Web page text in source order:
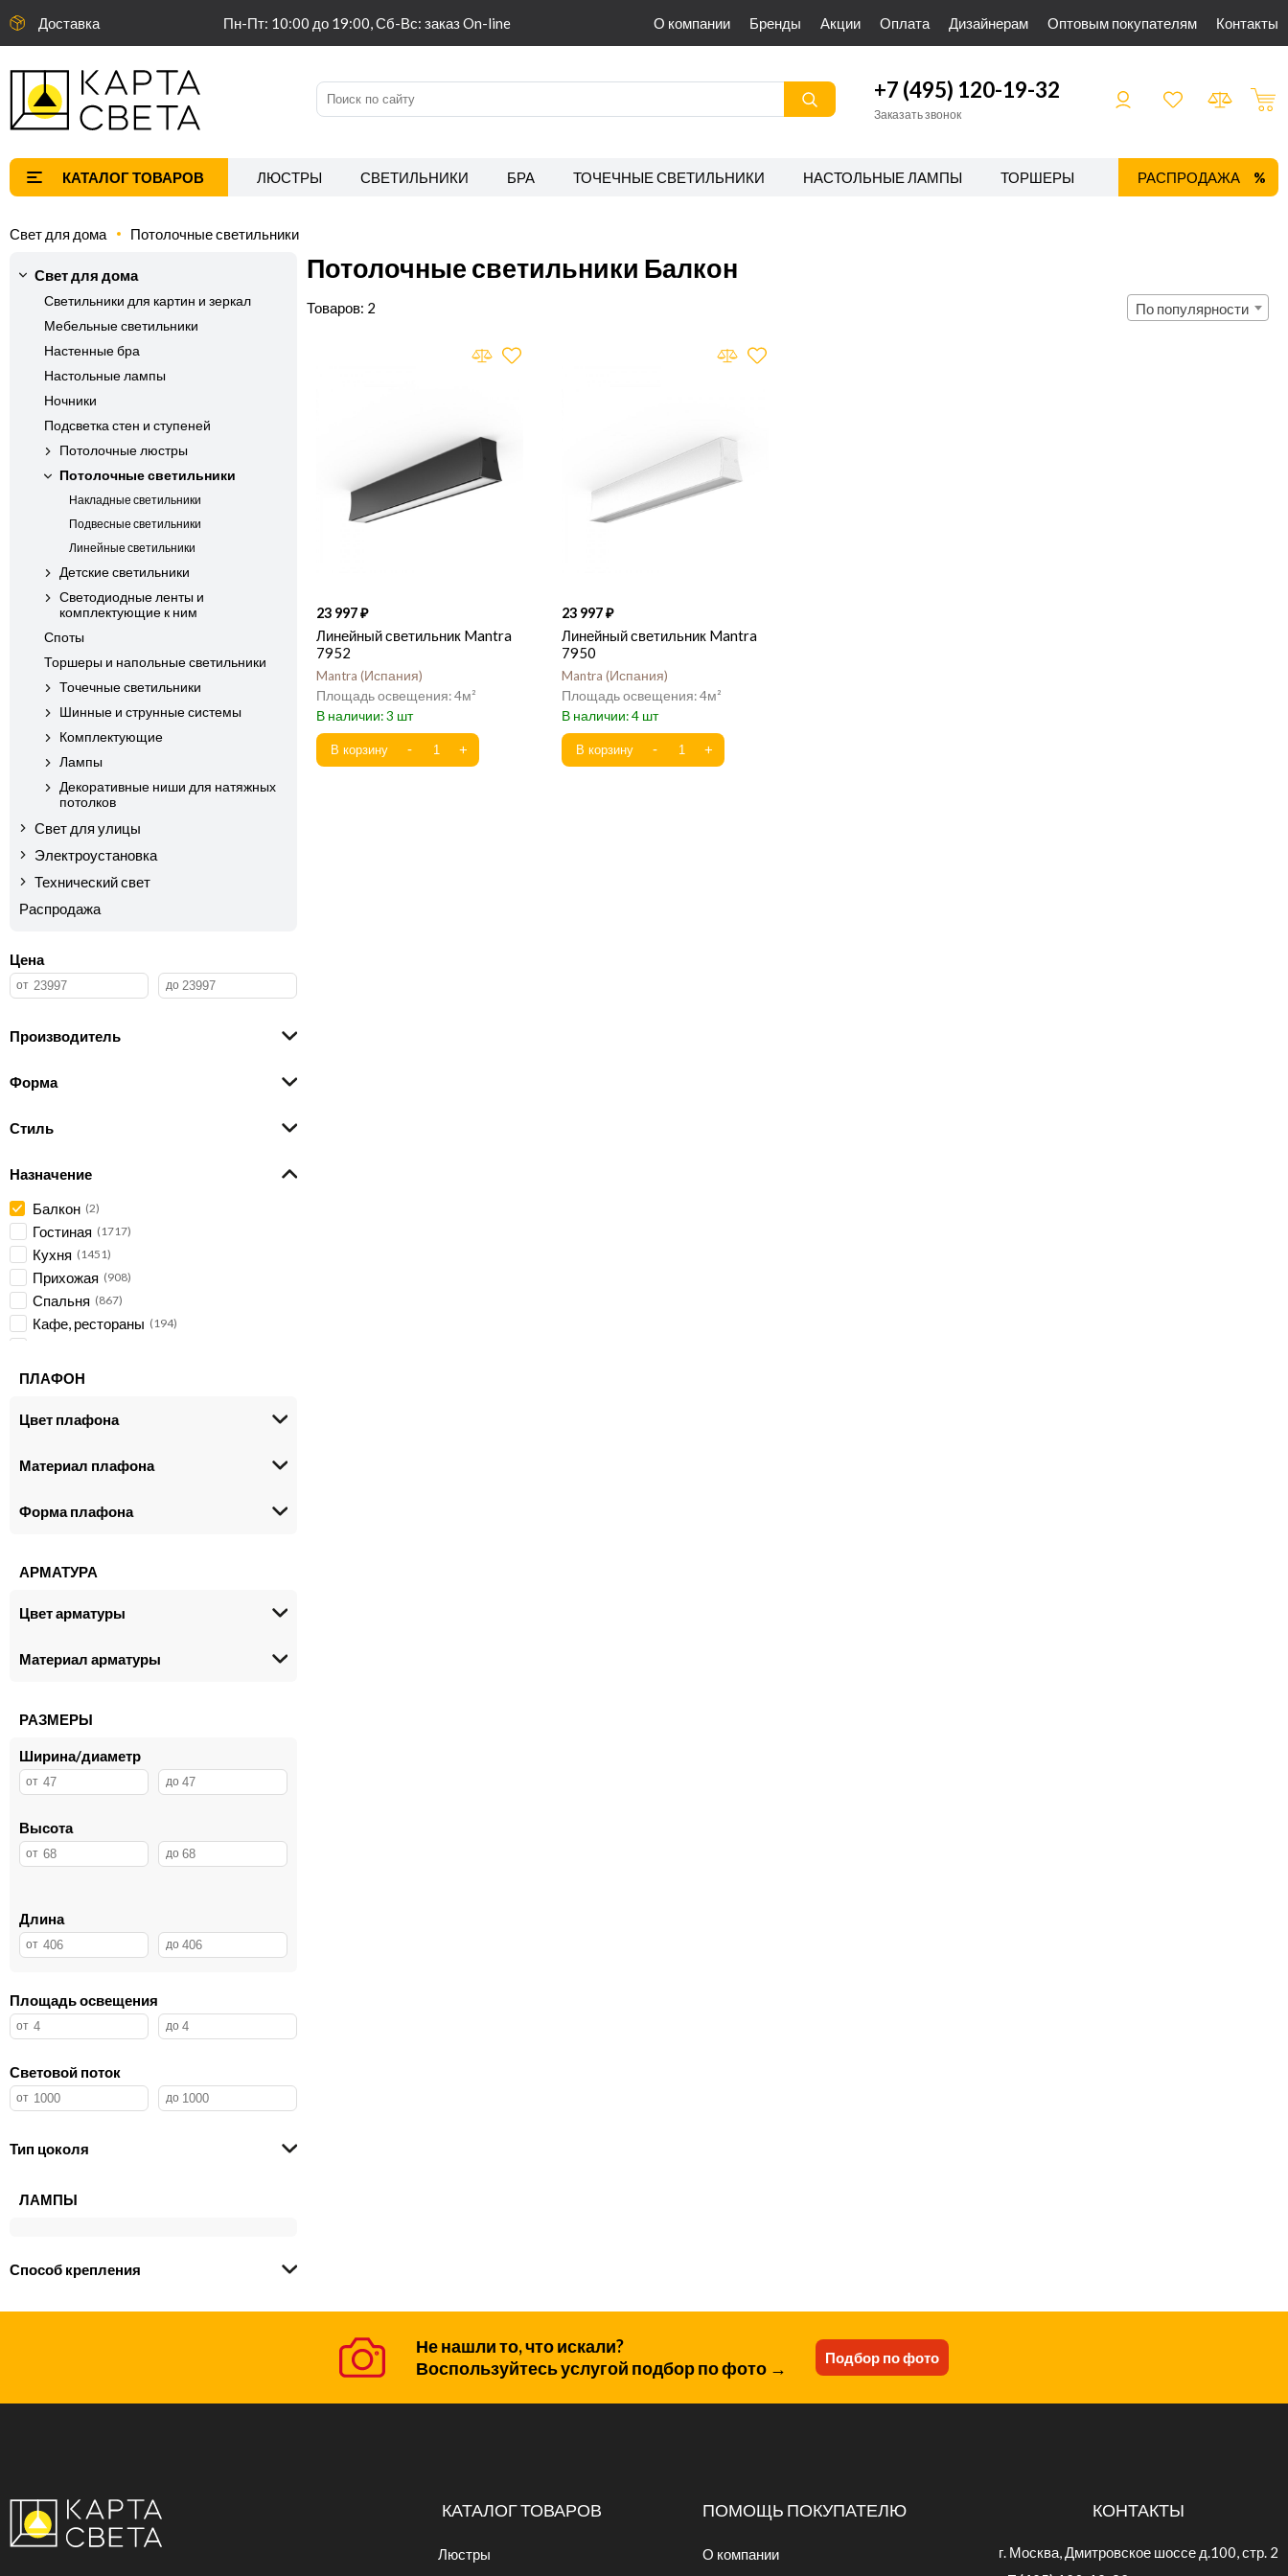
Доставка Пн-Пт: 10:00 до 19:00, Сб-Вс: заказ On-line О компании Бренды Акции Оплата Дизайнерам Оптовым покупателям Контакты
+7 (495) 120-19-32
Заказать звонок
ЛЮСТРЫ СВЕТИЛЬНИКИ БРА ТОЧЕЧНЫЕ СВЕТИЛЬНИКИ НАСТОЛЬНЫЕ ЛАМПЫ ТОРШЕРЫ ТРЕКОВЫЕ СИСТЕМЫ
РАСПРОДАЖА
Свет для дома Потолочные светильники
Свет для дома
Светильники для картин и зеркал
Мебельные светильники
Настенные бра
Настольные лампы
Ночники
Подсветка стен и ступеней
Потолочные люстры
Потолочные светильники
Накладные светильники
Подвесные светильники
Линейные светильники
Детские светильники
Светодиодные ленты и
комплектующие к ним
Споты
Торшеры и напольные светильники
Точечные светильники
Шинные и струнные системы
Комплектующие
Лампы
Декоративные ниши для натяжных
потолков
Свет для улицы
Электроустановка
Технический свет
Распродажа
Цена
Производитель
Форма
Стиль
Назначение
Балкон 2
Гостиная 1717
Кухня 1451
Прихожая 908
Спальня 867
Кафе, рестораны 194
Большие залы
Магазин 8
Веранда 2
ПЛАФОН
Цвет плафона
Материал плафона
Форма плафона
АРМАТУРА
Цвет арматуры
Материал арматуры
РАЗМЕРЫ
Ширина/диаметр
Высота
Длина
Площадь освещения
Световой поток
Тип цоколя
ЛАМПЫ
Способ крепления
Потолочные светильники Балкон
2 По популярности
23 997
Линейный светильник Mantra
7952
Mantra Испания
4
3
23 997
Линейный светильник Mantra
7950
Mantra Испания
4
4
Не нашли то, что искали?
Воспользуйтесь услугой подбор по фото →
Подбор по фото
КАТАЛОГ ТОВАРОВ
Люстры
ПОМОЩЬ ПОКУПАТЕЛЮ
О компании
КОНТАКТЫ
г. Москва, Дмитровское шоссе д.100, стр. 2